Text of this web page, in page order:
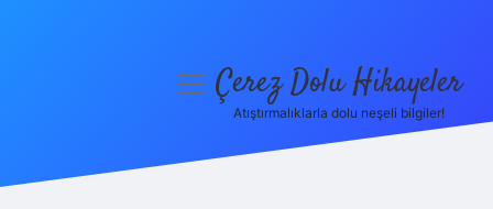
menüyüÇerez Dolu Hikayeler
Atıştırmalıklarla dolu neşeli bilgiler!